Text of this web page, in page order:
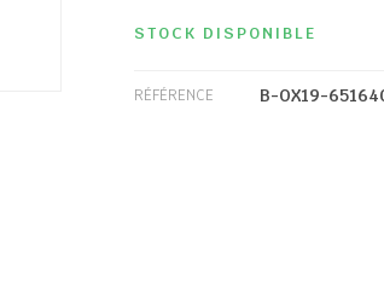
STOCK DISPONIBLE
RÉFÉRENCE B-OX19-